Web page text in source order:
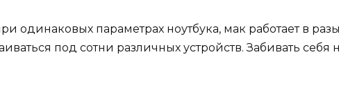
одинаковых параметрах ноутбука, мак работает в
под сотни различных устройств. Забивать